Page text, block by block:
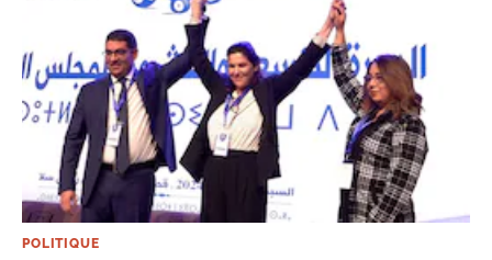
POLITIQUE